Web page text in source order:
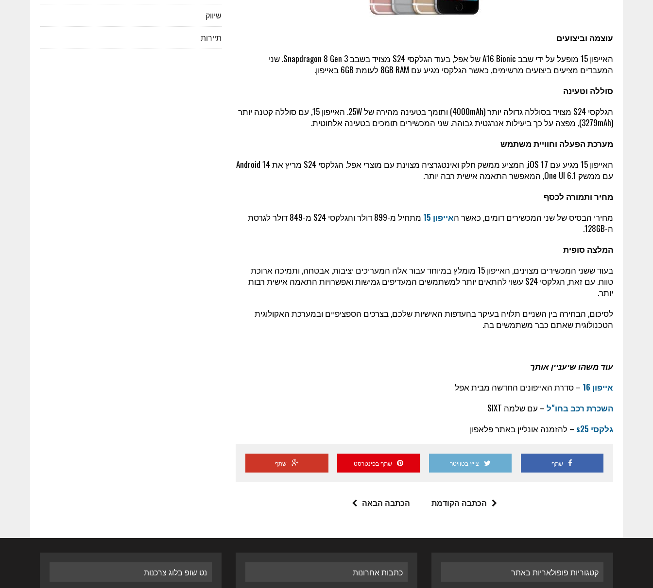
עוצמה וביצועים
האייפון 15 מופעל על ידי שבב A16 Bionic של אפל, בעוד הגלקסי S24 מצויד בשבב Snapdragon 8 Gen 3. שני
המעבדים מציעים ביצועים מרשימים, כאשר הגלקסי מגיע עם 8GB RAM לעומת 6GB באייפון.
סוללה וטעינה
הגלקסי S24 מצויד בסוללה גדולה יותר (4000mAh) ותומך בטעינה מהירה של 25W. האייפון 15, עם סוללה קטנה יותר
(3279mAh), מפצה על כך ביעילות אנרגטית גבוהה. שני המכשירים תומכים בטעינה אלחוטית.
מערכת הפעלה וחוויית משתמש
האייפון 15 מגיע עם iOS 17, המציע ממשק חלק ואינטגרציה מצוינת עם מוצרי אפל. הגלקסי S24 מריץ את Android 14
עם ממשק One UI 6.1, המאפשר התאמה אישית רבה יותר.
מחיר ותמורה לכסף
מחירי הבסיס של שני המכשירים דומים, כאשר האייפון 15
מתחיל מ-899 דולר והגלקסי S24 מ-849 דולר לגרסת
ה-128GB.
המלצה סופית
בעוד ששני המכשירים מצוינים, האייפון 15 מומלץ במיוחד עבור אלה המעריכים יציבות, אבטחה, ותמיכה ארוכת
טווח. עם זאת, הגלקסי S24 עשוי להתאים יותר למשתמשים המעדיפים גמישות ואפשרויות התאמה אישית רבות
יותר.
לסיכום, הבחירה בין השניים תלויה בעיקר בהעדפות האישיות שלכם, בצרכים הספציפיים ובמערכת האקולוגית
הטכנולוגית שאתם כבר משתמשים בה.
עוד משהו שיעניין אותך
אייפון 16
– סדרת האייפונים החדשה מבית אפל
השכרת רכב בחו"ל – עם שלמה SIXT
גלקסי s25
– להזמנה אונליין באתר פלאפון
שתף צייץ בטוויטר שתף בפינטרסט שתף
הכתבה הקודמת הכתבה הבאה
שיווק
תיירות
קטגוריות פופולאריות באתר כתבות אחרונות נט שופ בלוג צרכנות